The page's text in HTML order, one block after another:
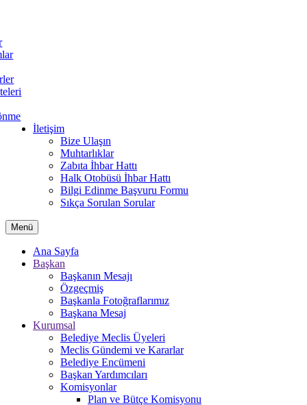
İletişim
Bize Ulaşın
Muhtarlıklar
Zabıta İhbar Hattı
Halk Otobüsü İhbar Hattı
Bilgi Edinme Başvuru Formu
Sıkça Sorulan Sorular
Menü
Ana Sayfa
Başkan
Başkanın Mesajı
Özgeçmiş
Başkanla Fotoğraflarımız
Başkana Mesaj
Kurumsal
Belediye Meclis Üyeleri
Meclis Gündemi ve Kararlar
Belediye Encümeni
Başkan Yardımcıları
Komisyonlar
Plan ve Bütçe Komisyonu